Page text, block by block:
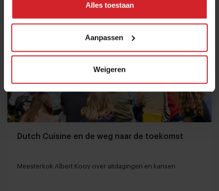
Alles toestaan
Aanpassen
Weigeren
Dutch Cuisine en de weg naar de toekomst
Meesterkok Albert Kooy over uitdagingen en kansen